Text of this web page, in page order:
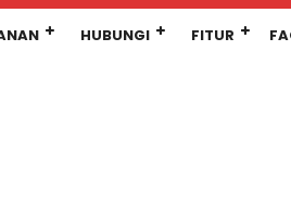
HUBUNGI FITUR